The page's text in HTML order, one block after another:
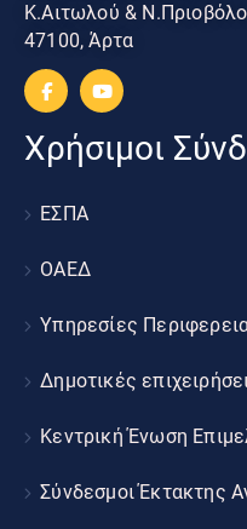
Κ.Αιτωλού &
47100, Άρτα
Χρήσιμοι
ΕΣΠΑ
ΟΑΕΔ
Υπηρεσίες
Δημοτικές
Κεντρική Ένωση
Σύνδεσμοι Έκτακτης